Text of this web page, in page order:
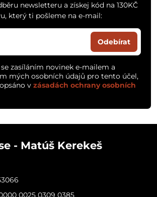
newsletteru a získej kód na 130KČ
který ti pošleme na e-mail:
Odebírat
zasíláním novinek e-mailem a
mých osobních údajů pro tento účel,
v zásadách ochrany osobních
- Matúš Kerekeš
0025 0309 0385